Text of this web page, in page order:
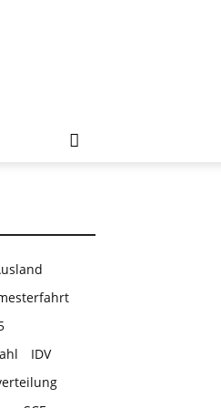
IDV